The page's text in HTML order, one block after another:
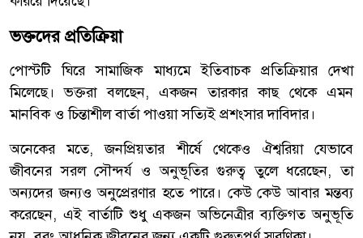
ভক্তদের প্রতিক্রিয়া
পোস্টটি ঘিরে সামাজিক মাধ্যমে ইতিবাচক প্রতিক্রিয়ার দেখা
মিলেছে। ভক্তরা বলছেন, একজন তারকার কাছ থেকে এমন
মানবিক ও চিন্তাশীল বার্তা পাওয়া সত্যিই প্রশংসার দাবিদার।
অনেকের মতে, জনপ্রিয়তার শীর্ষে থেকেও ঐশ্বরিয়া যেভাবে
জীবনের সরল সৌন্দর্য ও অনুভূতির গুরুত্ব তুলে ধরেছেন, তা
অন্যদের জন্যও অনুপ্রেরণার হতে পারে। কেউ কেউ আবার মন্তব্য
করেছেন, এই বার্তাটি শুধু একজন অভিনেত্রীর ব্যক্তিগত অনুভূতি